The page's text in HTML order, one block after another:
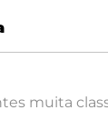
muita